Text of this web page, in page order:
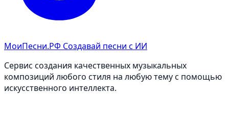
МоиПесни.РФ Создавай песни с ИИ
Сервис создания качественных музыкальных
композиций любого стиля на любую тему с помощью
искусственного интеллекта.